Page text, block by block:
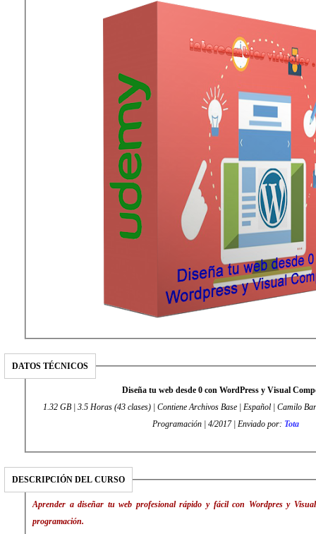
DATOS TÉCNICOS
Diseña tu web desde 0 con WordPress y Visual
1.32 GB | 3.5 Horas (43 clases) | Contiene Archivos Base | Español | Camilo
Programación | 4/2017 | Enviado por: Tota
DESCRIPCIÓN DEL CURSO
Aprender a diseñar tu web profesional rápido y fácil con Wordpres y Visual
programación.